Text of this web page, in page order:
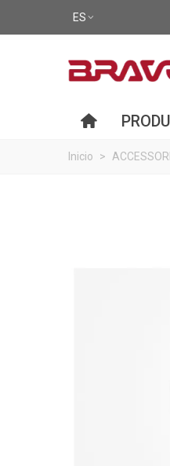
ES
Inicio >